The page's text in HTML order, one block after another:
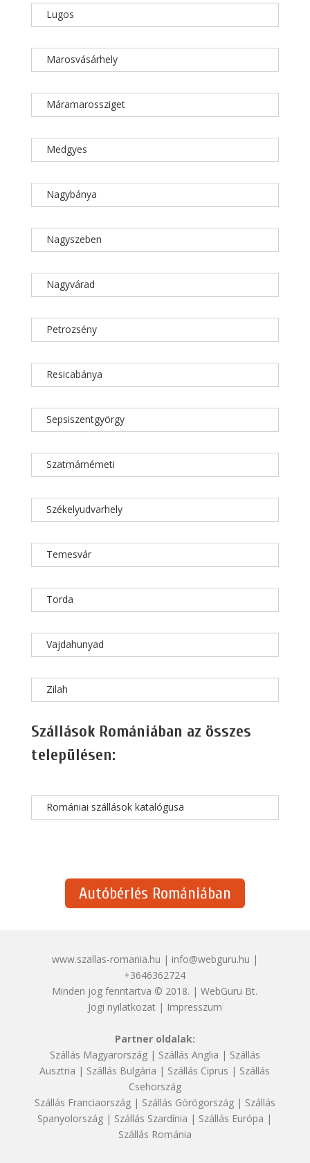
Lugos
Marosvásárhely
Máramarossziget
Medgyes
Nagybánya
Nagyszeben
Nagyvárad
Petrozsény
Resicabánya
Sepsiszentgyörgy
Szatmárnémeti
Székelyudvarhely
Temesvár
Torda
Vajdahunyad
Zilah
Szállások Romániában az összes
településen:
Romániai szállások katalógusa
Autóbérlés Romániában
www.szallas-romania.hu | info@webguru.hu |
+3646362724
Minden jog fenntartva © 2018. | WebGuru Bt.
Jogi nyilatkozat| Impresszum
Partner oldalak:
Szállás Magyarország| Szállás Anglia | Szállás
Ausztria | Szállás Bulgária | Szállás Ciprus | Szállás
Csehország
Szállás Franciaország| Szállás Görögország| Szállás
Spanyolország | Szállás Szardínia | Szállás Európa |
Szállás Románia